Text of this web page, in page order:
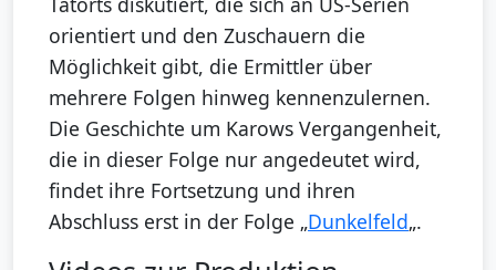
orientiert und den Zuschauern die
Möglichkeit gibt, die Ermittler über
mehrere Folgen hinweg kennenzulernen.
Die Geschichte um Karows Vergangenheit,
die in dieser Folge nur angedeutet wird,
findet ihre Fortsetzung und ihren
Abschluss erst in der Folge „Dunkelfeld„.